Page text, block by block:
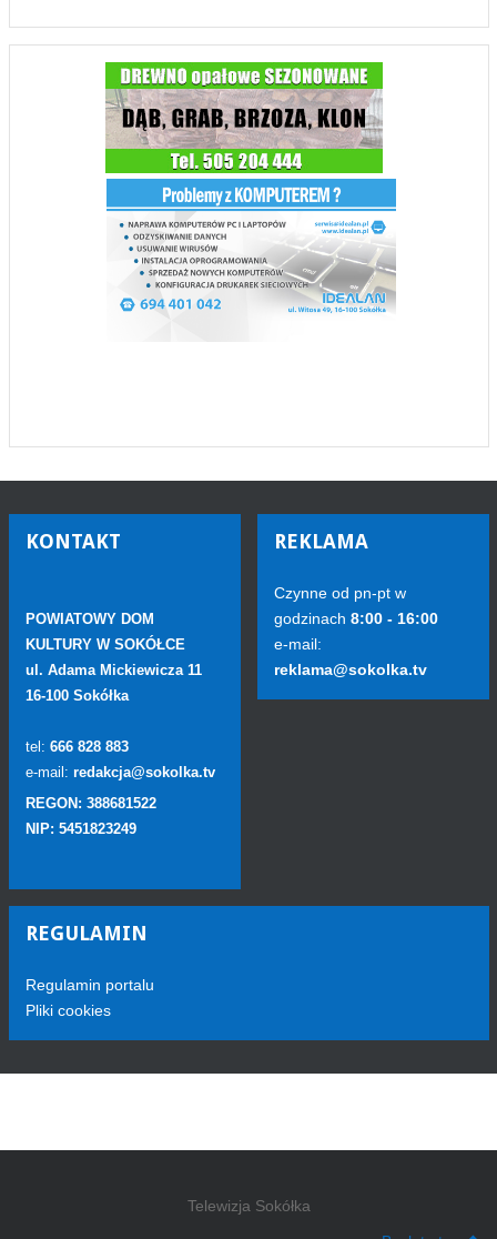
KONTAKT
POWIATOWY DOM
KULTURY W SOKÓŁCE
ul. Adama Mickiewicza 11
16-100 Sokółka
tel: 666 828 883
e-mail: redakcja@sokolka.tv
REGON: 388681522
NIP: 5451823249
REKLAMA
Czynne od pn-pt w
godzinach 8:00 - 16:00
e-mail:
reklama@sokolka.tv
REGULAMIN
Regulamin portalu
Pliki cookies
Telewizja Sokółka